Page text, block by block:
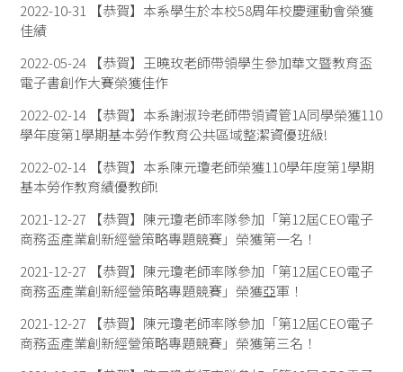
2022-10-31
【恭賀】本系學生於本校58周年校慶運動會榮獲
佳績
2022-05-24
【恭賀】王曉玫老師帶領學生參加華文暨教育盃
電子書創作大賽榮獲佳作
2022-02-14
【恭賀】本系謝淑玲老師帶領資管1A同學榮獲110
學年度第1學期基本勞作教育公共區域整潔資優班級!
2022-02-14
【恭賀】本系陳元瓊老師榮獲110學年度第1學期
基本勞作教育績優教師!
2021-12-27
【恭賀】陳元瓊老師率隊參加「第12屆CEO電子
商務盃產業創新經營策略專題競賽」榮獲第一名！
2021-12-27
【恭賀】陳元瓊老師率隊參加「第12屆CEO電子
商務盃產業創新經營策略專題競賽」榮獲亞軍！
2021-12-27
【恭賀】陳元瓊老師率隊參加「第12屆CEO電子
商務盃產業創新經營策略專題競賽」榮獲第三名！